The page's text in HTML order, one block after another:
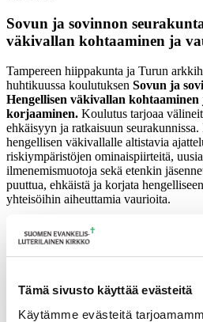
Tämä sivusto käyttää evästeitä
Käytämme evästeitä
Sovun ja sovinnon
väkivallan kohtaaminen ja
Tampereen hiippakunta ja Turun
huhtikuussa koulutuksen Sovun ja
Hengellisen väkivallan
korjaaminen. Koulutus tarjoaa
ehkäisyyn ja ratkaisuun
hengellisen väkivallalle altistavia
riskiympäristöjen ominaispiirteitä,
ilmenemismuotoja sekä etenkin
puuttua, ehkäistä ja korjata
yhteisöihin aiheuttamia vaurioita.
Koulutus perustuu Kirkkohallituksessa
väkivallan sovittelu
materiaaleihin ja kehittämistyöhön
seurakuntapastori, Hollolan
yliopistonlehtori, dosentti Aini